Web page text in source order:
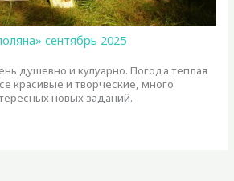
сентябрь 2025
душевно и кулуарно. Погода теплая
красивые и творческие, много
новых заданий.